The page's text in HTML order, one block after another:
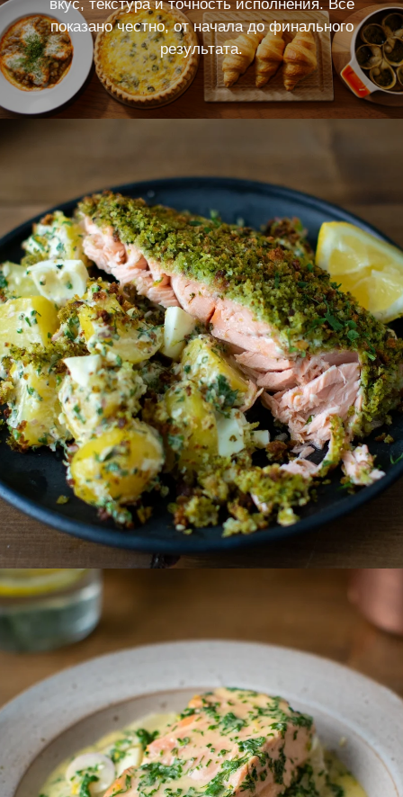
вкус, текстура и точность исполнения. Всё
показано честно, от начала до финального
результата.